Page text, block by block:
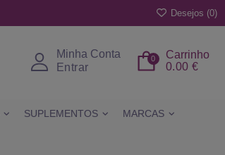
Desejos (0)
Minha Conta
Entrar
Carrinho
0
0.00 €
SUPLEMENTOS MARCAS